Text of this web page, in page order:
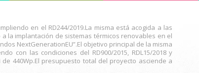
en el RD244/2019.La misma está acogida a las
la implantación de sistemas térmicos renovables en el
NextGenerationEU”.El objetivo principal de la misma
con las condiciones del RD900/2015, RDL15/2018 y
de 440Wp.El presupuesto total del proyecto asciende a